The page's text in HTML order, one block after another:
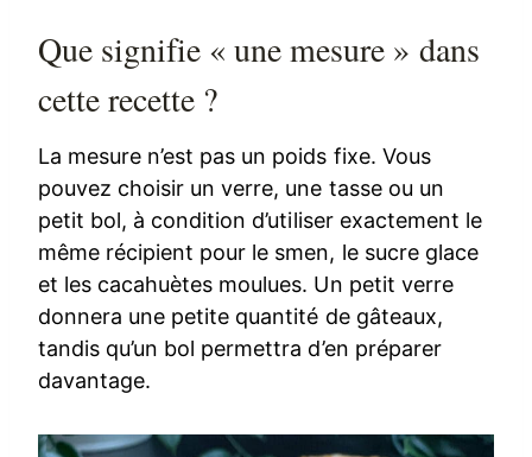
Que signifie « une mesure » dans
cette recette ?
La mesure n’est pas un poids fixe. Vous
pouvez choisir un verre, une tasse ou un
petit bol, à condition d’utiliser exactement le
même récipient pour le smen, le sucre glace
et les cacahuètes moulues. Un petit verre
donnera une petite quantité de gâteaux,
tandis qu’un bol permettra d’en préparer
davantage.